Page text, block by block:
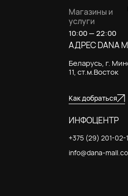
Магазины и
услуги
10:00 — 22:00
АДРЕС DANA
Беларусь, г.
11, ст.м.Восток
Как добраться
ИНФОЦЕНТР
+375 (29) 201-02-
info@dana-